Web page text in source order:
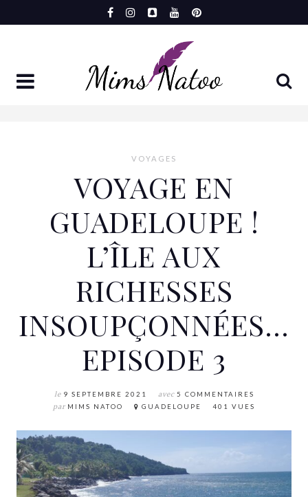
au
VOYAGES
VOYAGE EN
GUADELOUPE !
L’ÎLE AUX
RICHESSES
INSOUPÇONNÉES…
EPISODE 3
le 9 SEPTEMBRE 2021 avec 5 COMMENTAIRES
par MIMS NATOO GUADELOUPE 401 VUES